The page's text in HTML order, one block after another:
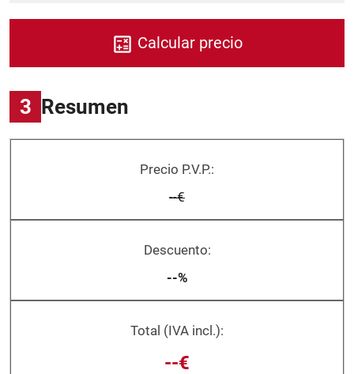
Calcular precio
3 Resumen
Precio P.V.P.:
--€
Descuento:
--%
Total (IVA incl.):
--€